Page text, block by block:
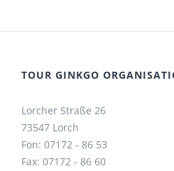
TOUR GINKGO
Lorcher Straße 26
73547 Lorch
Fon: 07172 - 86 53
Fax: 07172 - 86 60